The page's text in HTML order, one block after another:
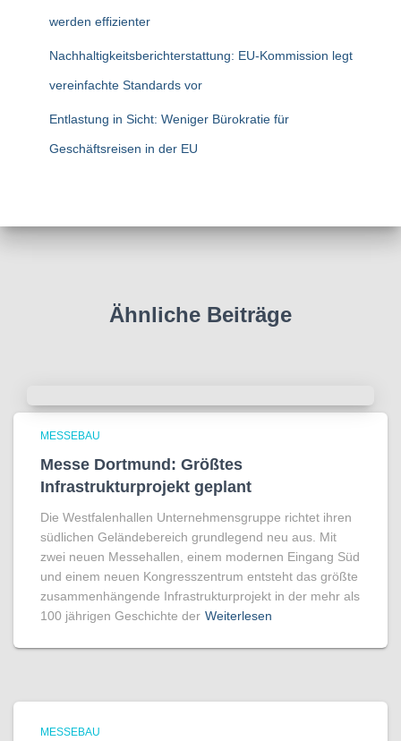
werden effizienter
Nachhaltigkeitsberichterstattung: EU-Kommission legt
vereinfachte Standards vor
Entlastung in Sicht: Weniger Bürokratie für
Geschäftsreisen in der EU
Ähnliche Beiträge
MESSEBAU
Messe Dortmund: Größtes
Infrastrukturprojekt geplant
Die Westfalenhallen Unternehmensgruppe richtet ihren
südlichen Geländebereich grundlegend neu aus. Mit
zwei neuen Messehallen, einem modernen Eingang Süd
und einem neuen Kongresszentrum entsteht das größte
zusammenhängende Infrastrukturprojekt in der mehr als
100 jährigen Geschichte der Weiterlesen
MESSEBAU